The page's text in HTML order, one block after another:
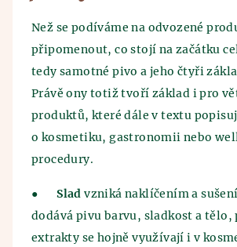
Než se podíváme na odvozené
připomenout, co stojí na začátku
tedy samotné pivo a jeho čtyři
Právě ony totiž tvoří základ i pro
produktů, které dále v textu
o kosmetiku, gastronomii nebo
procedury.
● Slad vzniká naklíčením a
dodává pivu barvu, sladkost a tělo,
extrakty se hojně využívají i v